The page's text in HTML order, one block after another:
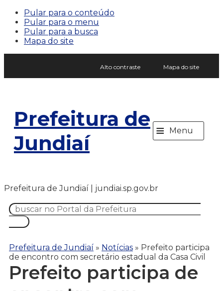
Pular para o conteúdo
Pular para o menu
Pular para a busca
Mapa do site
Alto contraste Mapa do site
Prefeitura de
Jundiaí
≡ Menu
Prefeitura de Jundiaí | jundiai.sp.gov.br
Prefeitura de Jundiaí » Notícias » Prefeito participa
de encontro com secretário estadual da Casa Civil
Prefeito participa de